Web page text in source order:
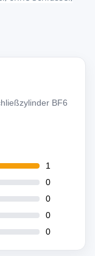
BF6
1
0
0
0
0